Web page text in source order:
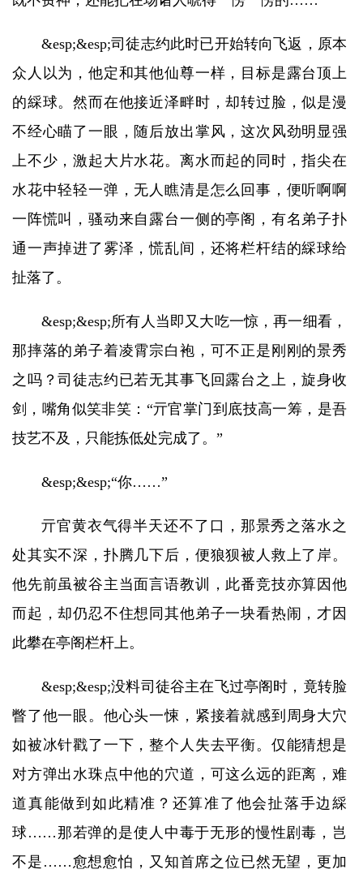
&esp;&esp;司徒志约此时已开始转向飞返，原本
众人以为，他定和其他仙尊一样，目标是露台顶上
的綵球。然而在他接近泽畔时，却转过脸，似是漫
不经心瞄了一眼，随后放出掌风，这次风劲明显强
上不少，激起大片水花。离水而起的同时，指尖在
水花中轻轻一弹，无人瞧清是怎么回事，便听啊啊
一阵慌叫，骚动来自露台一侧的亭阁，有名弟子扑
通一声掉进了雾泽，慌乱间，还将栏杆结的綵球给
扯落了。
&esp;&esp;所有人当即又大吃一惊，再一细看，
那摔落的弟子着凌霄宗白袍，可不正是刚刚的景秀
之吗？司徒志约已若无其事飞回露台之上，旋身收
剑，嘴角似笑非笑：“亓官掌门到底技高一筹，是吾
技艺不及，只能拣低处完成了。”
&esp;&esp;“你……”
亓官黄衣气得半天还不了口，那景秀之落水之
处其实不深，扑腾几下后，便狼狈被人救上了岸。
他先前虽被谷主当面言语教训，此番竞技亦算因他
而起，却仍忍不住想同其他弟子一块看热闹，才因
此攀在亭阁栏杆上。
&esp;&esp;没料司徒谷主在飞过亭阁时，竟转脸
瞥了他一眼。他心头一悚，紧接着就感到周身大穴
如被冰针戳了一下，整个人失去平衡。仅能猜想是
对方弹出水珠点中他的穴道，可这么远的距离，难
道真能做到如此精准？还算准了他会扯落手边綵
球……那若弹的是使人中毒于无形的慢性剧毒，岂
不是……愈想愈怕，又知首席之位已然无望，更加